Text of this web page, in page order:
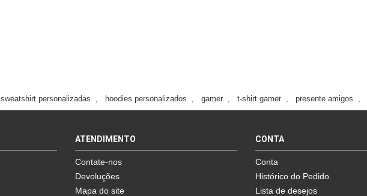
sweatshirt personalizadas hoodies personalizados gamer t-shirt gamer presente amigos
ATENDIMENTO
Contate-nos
Devoluções
Mapa do site
CONTA
Conta
Histórico do Pedido
Lista de desejos